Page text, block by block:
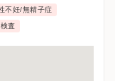
不妊/無精子症
査